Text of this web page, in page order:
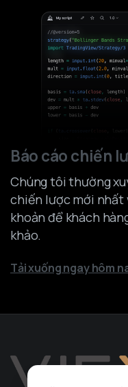
Báo cáo chiến
Chúng tôi thường
chiến lược mới nhất
khoản để khách
khảo.
Tải xuống ngay hôm